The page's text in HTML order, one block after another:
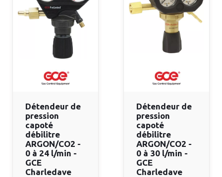
Détendeur de
pression
capoté
débilitre
ARGON/CO2 -
0 à 24 l/min -
GCE
Charledave
Détendeur de
pression
capoté
débilitre
ARGON/CO2 -
0 à 30 l/min -
GCE
Charledave